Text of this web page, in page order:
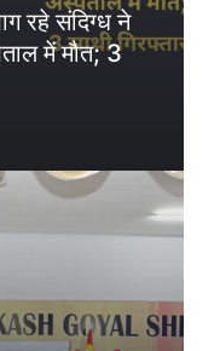
रहे संदिग्ध ने
में मौत; 3